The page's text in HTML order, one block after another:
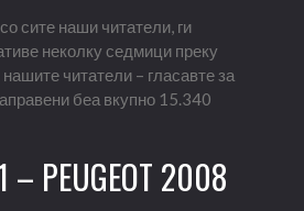
сите наши читатели, ги
неколку седмици преку
читатели – гласавте за
беа вкупно 15.340
PEUGEOT 2008